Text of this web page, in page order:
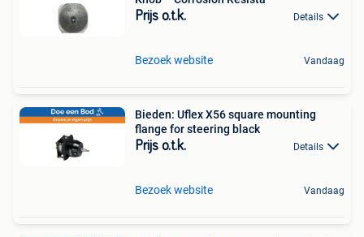
Prijs o.t.k. Details
Bezoek website Vandaag
Bieden: Uflex X56 square mounting
flange for steering black
Prijs o.t.k. Details
Bezoek website Vandaag